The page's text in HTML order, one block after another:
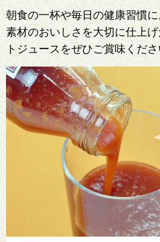
朝食の一杯や毎日の健康習慣に
素材のおいしさを大切に仕上
トジュースをぜひご賞味くださ